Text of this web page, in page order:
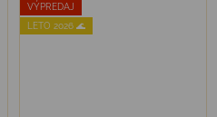
VÝPREDAJ
LETO 2026 🌊